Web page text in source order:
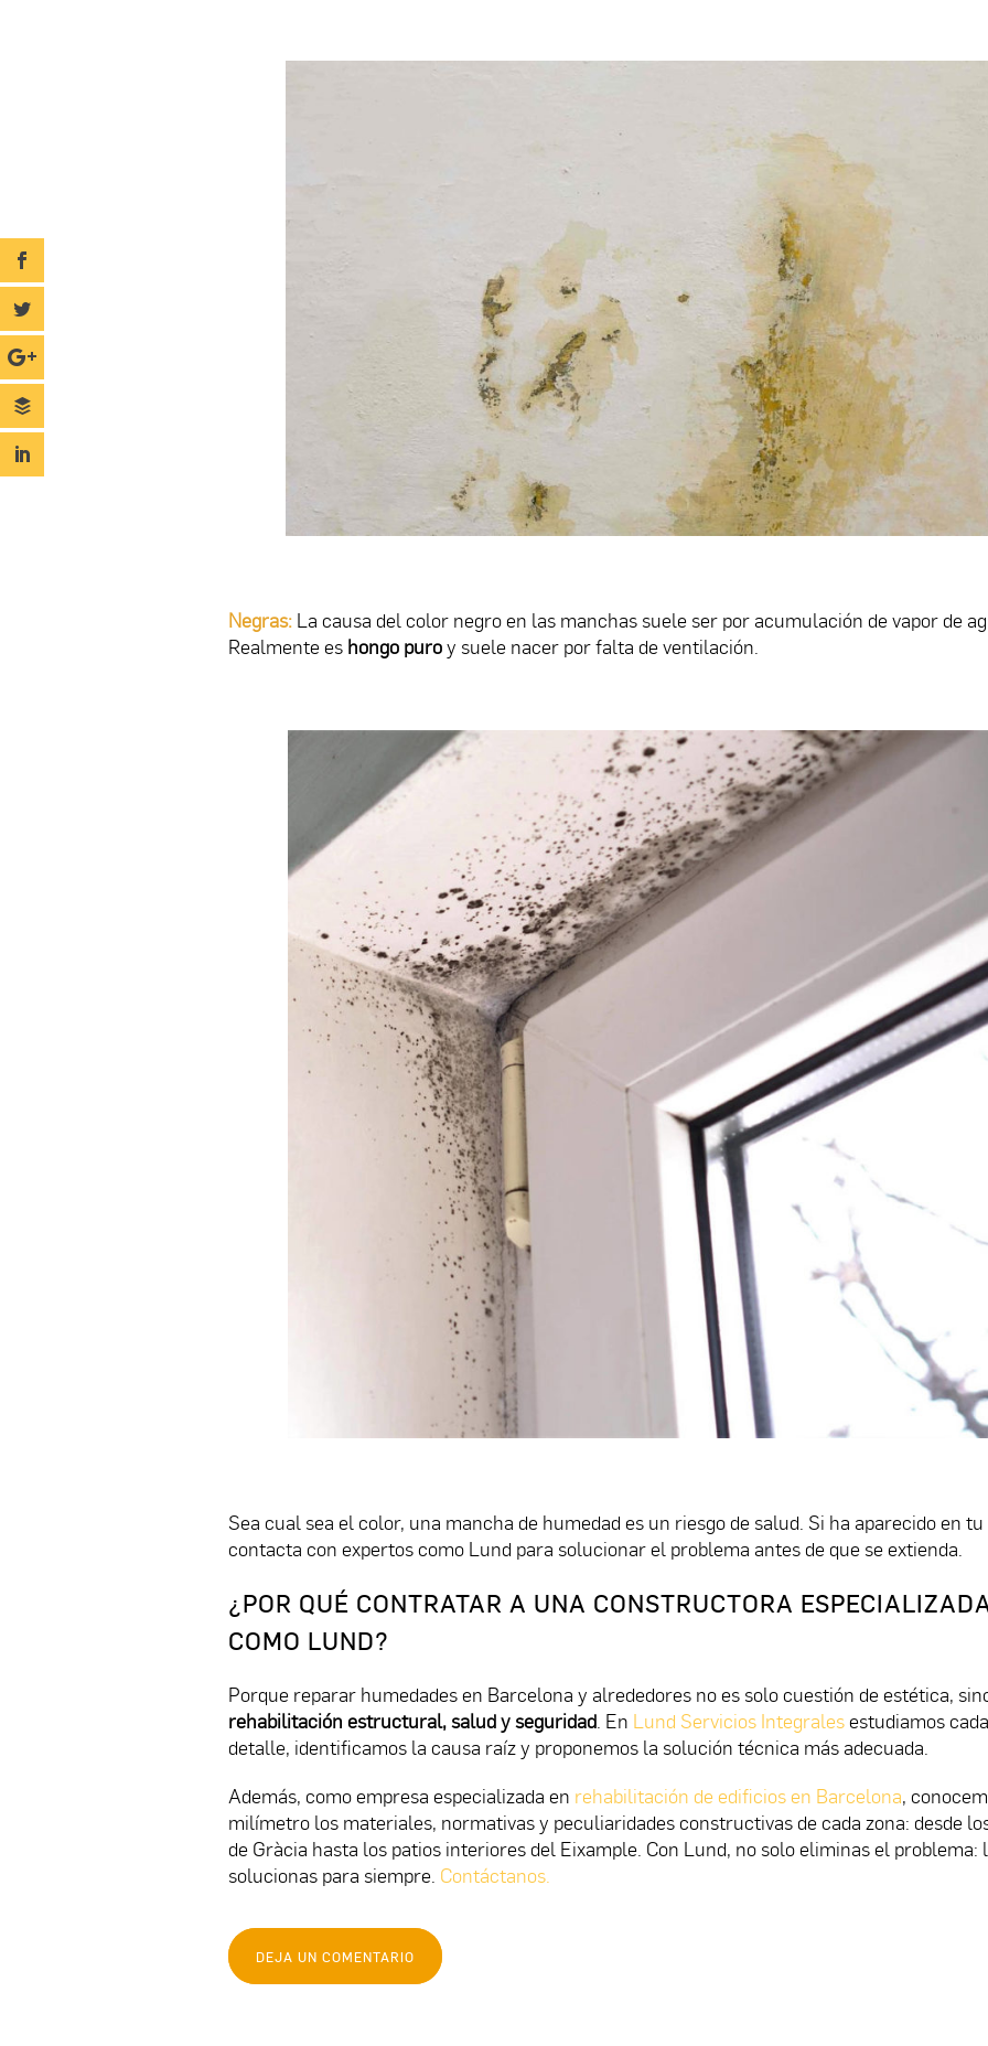
Negras: La causa del color negro en las manchas suele ser por acumulación de vapor de
Realmente es hongo puroy suele nacer por falta de ventilación.
Sea cual sea el color, una mancha de humedad es un riesgo de salud. Si ha aparecido en tu
contacta con expertos como Lund para solucionar el problema antes de que se extienda.
¿POR QUÉ CONTRATAR A UNA CONSTRUCTORA
COMO LUND?
Porque reparar humedades en Barcelona y alrededores no es solo cuestión de estética,
rehabilitación estructural, salud y seguridad. En Lund Servicios Integralesestudiamos
detalle, identificamos la causa raíz y proponemos la solución técnica más adecuada.
Además, como empresa especializada en rehabilitación de edificios en Barcelona,
milímetro los materiales, normativas y peculiaridades constructivas de cada zona: desde
de Gràcia hasta los patios interiores del Eixample. Con Lund, no solo eliminas el problema:
solucionas para siempre. Contáctanos.
DEJA UN COMENTARIO